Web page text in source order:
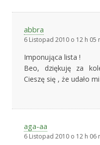
abbra
6 Listopad 2010 o 12 h 05
Imponująca lista !
Beo, dziękuję za
Cieszę się , że udało
aga-aa
6 Listopad 2010 o 12 h 06